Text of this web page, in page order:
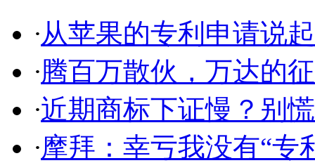
·从苹果的专利申请说
·腾百万散伙，万达的
·近期商标下证慢？别
·摩拜：幸亏我没有“专